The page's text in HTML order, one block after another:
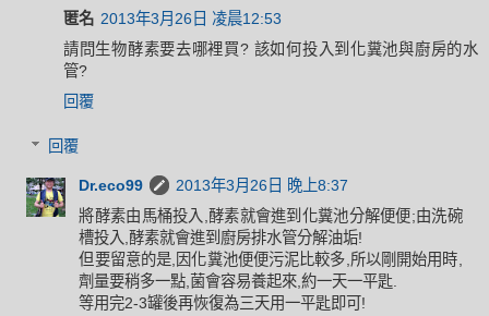
匿名 2013年3月26日 凌晨12:53
請問生物酵素要去哪裡買? 該如何投入到化糞池與廚房的水
管?
回覆
回覆
Dr.eco99
2013年3月26日 晚上8:37
將酵素由馬桶投入,酵素就會進到化糞池分解便便;由洗碗
槽投入,酵素就會進到廚房排水管分解油垢!
但要留意的是,因化糞池便便污泥比較多,所以剛開始用時,
劑量要稍多一點,菌會容易養起來,約一天一平匙.
等用完2-3罐後再恢復為三天用一平匙即可!